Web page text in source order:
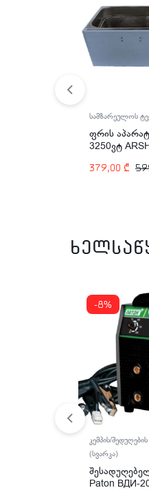
სამზარეულოს
ფრის
3250ვტ
379,00 ₾
-8%
კემპის/
(სვარკა)
Paton ВДИ-